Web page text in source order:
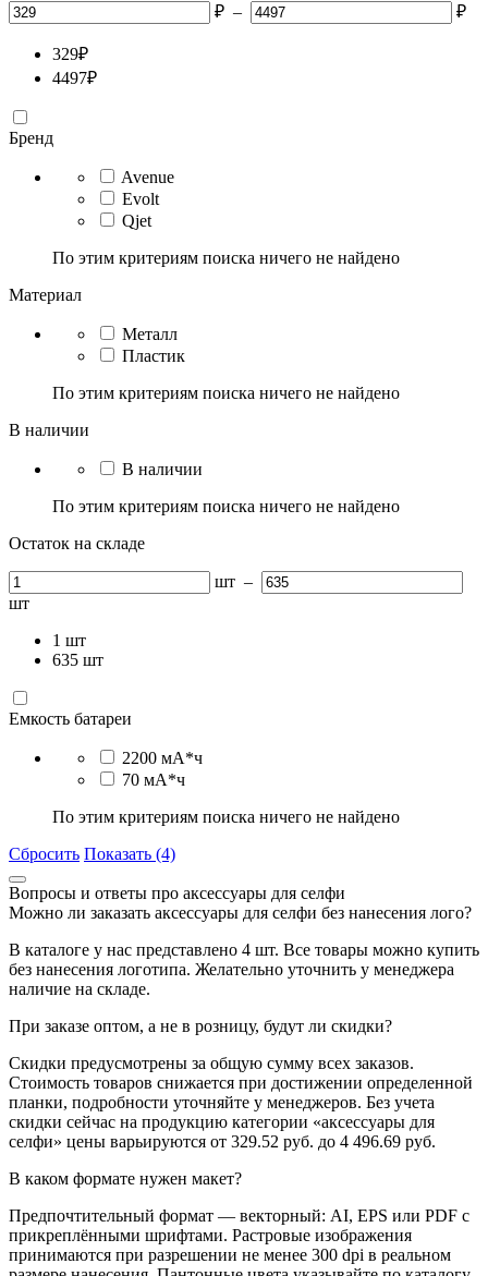
₽ – ₽
329₽
4497₽
Бренд
Avenue
Evolt
Qjet
По этим критериям поиска ничего не найдено
Материал
Металл
Пластик
По этим критериям поиска ничего не найдено
В наличии
В наличии
По этим критериям поиска ничего не найдено
Остаток на складе
шт –
шт
1 шт
635 шт
Емкость батареи
2200 мА*ч
70 мА*ч
По этим критериям поиска ничего не найдено
Сбросить Показать (4)
Вопросы и ответы про аксессуары для селфи
Можно ли заказать аксессуары для селфи без нанесения лого?
В каталоге у нас представлено 4 шт. Все товары можно купить
без нанесения логотипа. Желательно уточнить у менеджера
наличие на складе.
При заказе оптом, а не в розницу, будут ли скидки?
Скидки предусмотрены за общую сумму всех заказов.
Стоимость товаров снижается при достижении определенной
планки, подробности уточняйте у менеджеров. Без учета
скидки сейчас на продукцию категории «аксессуары для
селфи» цены варьируются от 329.52 руб. до 4 496.69 руб.
В каком формате нужен макет?
Предпочтительный формат — векторный: AI, EPS или PDF с
прикреплёнными шрифтами. Растровые изображения
принимаются при разрешении не менее 300 dpi в реальном